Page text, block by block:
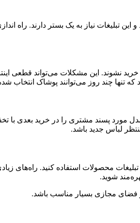
و این تبلیغات نیاز به یک بستر دارند.
نشوند. این مشکلات می‌تواند قطعی
مورد پسند مشتری را در خرید بعدی با
لباس جدید باشد.
محصولات استفاده کنید. راه‌های
شوید.
و فضای مجازی بسیار مناسب باشد.